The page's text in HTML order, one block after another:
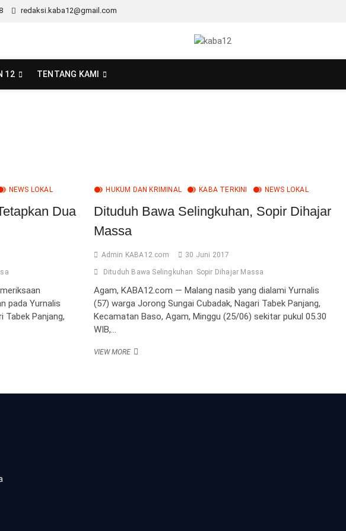
redaksi.kaba12@gmail.com
12 TENTANG KAMI
NEWS LOKAL
Dua
pada Yurnalis
Tabek Panjang,
HUKUM DAN KRIMINAL KABA TERKINI NEWS LOKAL
Dituduh Bawa Selingkuhan, Sopir Dihajar
Massa
Admin KABA12.com 30 Juni 2017
Dituduh Bawa Selingkuhan Sopir Dihajar Massa
Agam, KABA12.com — Malang nasib yang dialami Yurnalis
(57) warga Jorong Sungai Cubadak, Nagari Tabek Panjang,
Kecamatan Baso, Agam, Minggu (25/06) sekitar pukul 05.30
WIB,…
VIEW MOREDITUDUH
DIHAJAR